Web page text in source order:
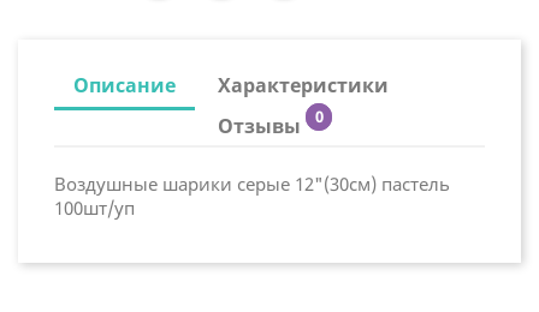
Описание
Характеристики
Отзывы
0
Воздушные шарики серые 12"(30см) пастель
100шт/уп